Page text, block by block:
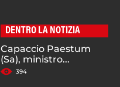
DENTRO LA NOTIZIA
Capaccio Paestum
(Sa), ministro...
394